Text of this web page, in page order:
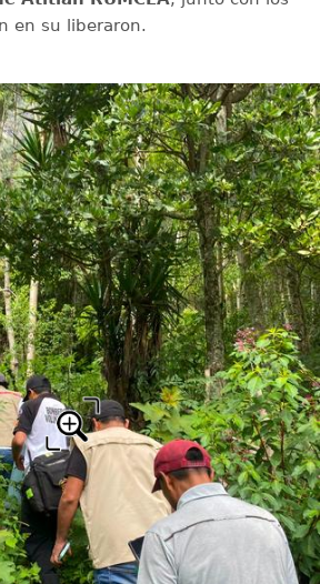
en su liberaron.